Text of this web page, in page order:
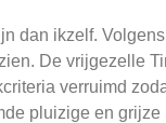
dan ikzelf.
De vrijgezelle
verruimd
pluizige en